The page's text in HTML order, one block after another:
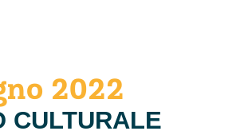
2022
CULTURALE